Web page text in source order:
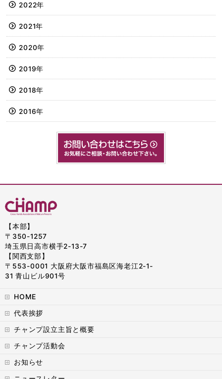
2022年
2021年
2020年
2019年
2018年
2016年
【本部】
〒350-1257
埼玉県日高市横手2-13-7
【関西支部】
〒553-0001 大阪府大阪市福島区海老江2-1-
31 青山ビル901号
HOME
代表挨拶
チャンプ設立主旨と概要
チャンプ活動会
お知らせ